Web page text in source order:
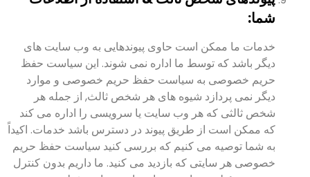
شما:
خدمات ما ممکن است حاوی پیوندهایی به وب سایت های
دیگر باشد که توسط ما اداره نمی شوند. این سیاست حفظ
حریم خصوصی به سیاست حفظ حریم خصوصی و موارد
دیگر نمی پردازد شیوه های هر شخص ثالث, از جمله هر
شخص ثالثی که هر وب سایت یا سرویسی را اداره می کند
که ممکن است از طریق پیوند در دسترس باشد خدمات. اکیداً
به شما توصیه می کنیم که بررسی کنید سیاست حفظ حریم
خصوصی هر سایتی که بازدید می کنید. ما داریم بدون کنترل